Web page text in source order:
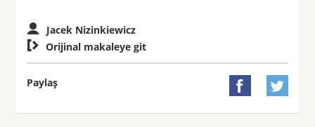
Jacek Nizinkiewicz
 Orijinal makaleye git
Paylaş  